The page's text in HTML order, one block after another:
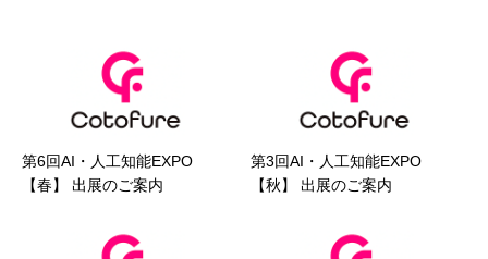
第6回AI・人工知能EXPO
【春】 出展のご案内
第3回AI・人工知能EXPO
【秋】 出展のご案内